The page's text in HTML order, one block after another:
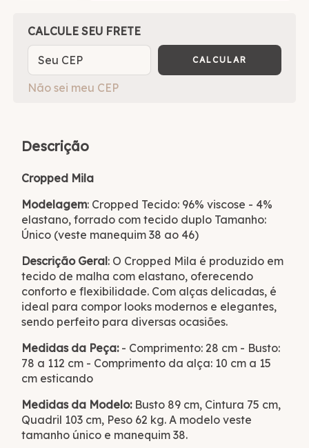
OPÇÕES DE FRETE
CALCULE SEU FRETE
CALCULAR
Não sei meu CEP
Descrição
Cropped Mila
Modelagem: Cropped Tecido: 96% viscose - 4%
elastano, forrado com tecido duplo Tamanho:
Único (veste manequim 38 ao 46)
Descrição Geral: O Cropped Mila é produzido em
tecido de malha com elastano, oferecendo
conforto e flexibilidade. Com alças delicadas, é
ideal para compor looks modernos e elegantes,
sendo perfeito para diversas ocasiões.
Medidas da Peça: - Comprimento: 28 cm - Busto:
78 a 112 cm - Comprimento da alça: 10 cm a 15
cm esticando
Medidas da Modelo: Busto 89 cm, Cintura 75 cm,
Quadril 103 cm, Peso 62 kg. A modelo veste
tamanho único e manequim 38.